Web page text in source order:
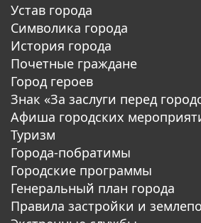
Устав города
Символика города
История города
Почетные граждане
Город героев
Знак «За заслуги перед
Афиша городских
Туризм
Города-побратимы
Городские программы
Генеральный план города
Правила застройки и